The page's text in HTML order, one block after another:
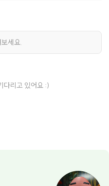
세요.
다리고 있어요 :)